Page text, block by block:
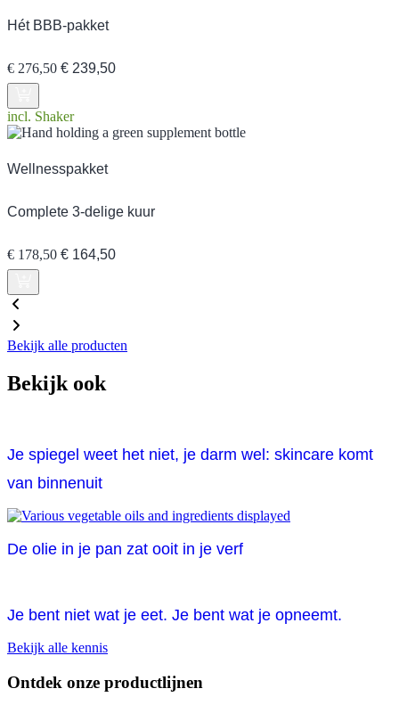
Hét BBB-pakket
€ 276,50 Oorspronkelijke
prijs
€ 239,50
incl. Shaker
Wellnesspakket
Complete 3-delige kuur
€ 178,50 Oorspronkelijke
prijs
€ 164,50
Bekijk alle producten
Bekijk ook
Je spiegel weet het niet, je darm wel: skincare komt
van binnenuit
De olie in je pan zat ooit in je verf
Je bent niet wat je eet. Je bent wat je opneemt.
Bekijk alle kennis
Ontdek onze productlijnen